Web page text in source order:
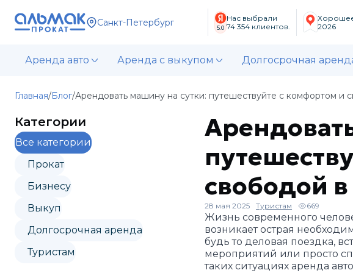
Санкт-Петербург 5.0
Нас выбрали
74 354 клиентов.
2026
Аренда авто Аренда с выкупом Долгосрочная
Категории
Все категории
Прокат
Бизнесу
Выкуп
Долгосрочная аренда
Туристам
Главная/Блог/Арендовать машину на сутки: путешествуйте с комфортом и
свободой
28 мая 2025 Туристам 669
Жизнь современного
возникает острая
будь то деловая поездка,
мероприятий или просто
таких ситуациях аренда